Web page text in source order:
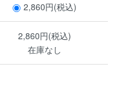
2,860円(税込)
2,860円(税込)
在庫なし